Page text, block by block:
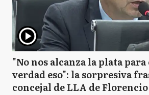
"No nos alcanza la plata
verdad eso": la sorpresiva
concejal de LLA de